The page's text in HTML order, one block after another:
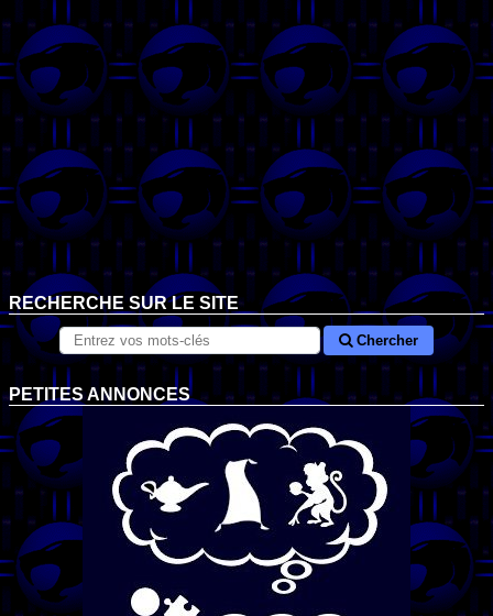
RECHERCHE SUR LE SITE
Chercher
PETITES ANNONCES